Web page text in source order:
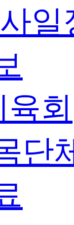
일
육회
단